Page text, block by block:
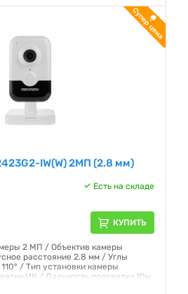
слот Micro SD / SDHC / SDXC, до
IW(W) 2МП (2.8 мм)
Есть на складе
КУПИТЬ
2 МП / Объектив камеры
расстояние 2.8 мм / Углы
/ Тип установки камеры
ИК / Дальность подсветки 10м